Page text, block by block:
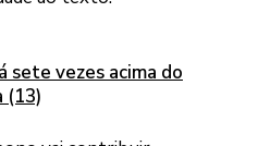
sete vezes acima do
(13)